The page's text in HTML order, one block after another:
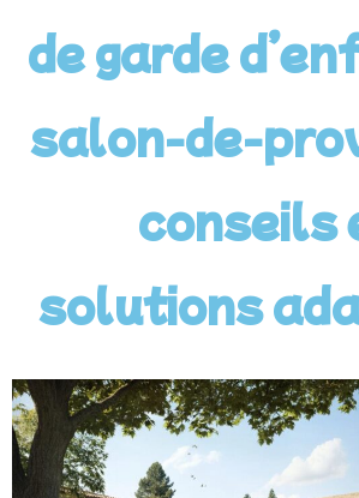
de garde
salon-de-
conseils
solutions